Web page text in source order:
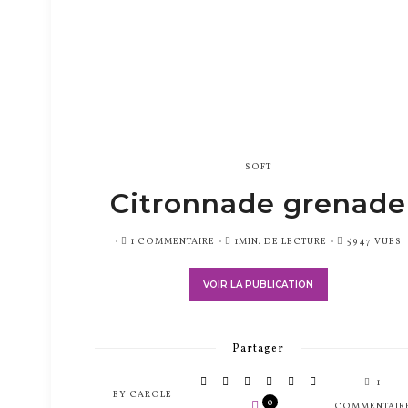
SOFT
Citronnade grenade
PUBLIÉ1 COMMENTAIRE 1MIN. DE LECTURE 5947 VUES
VOIR LA PUBLICATION
Partager
BY CAROLE
0
1